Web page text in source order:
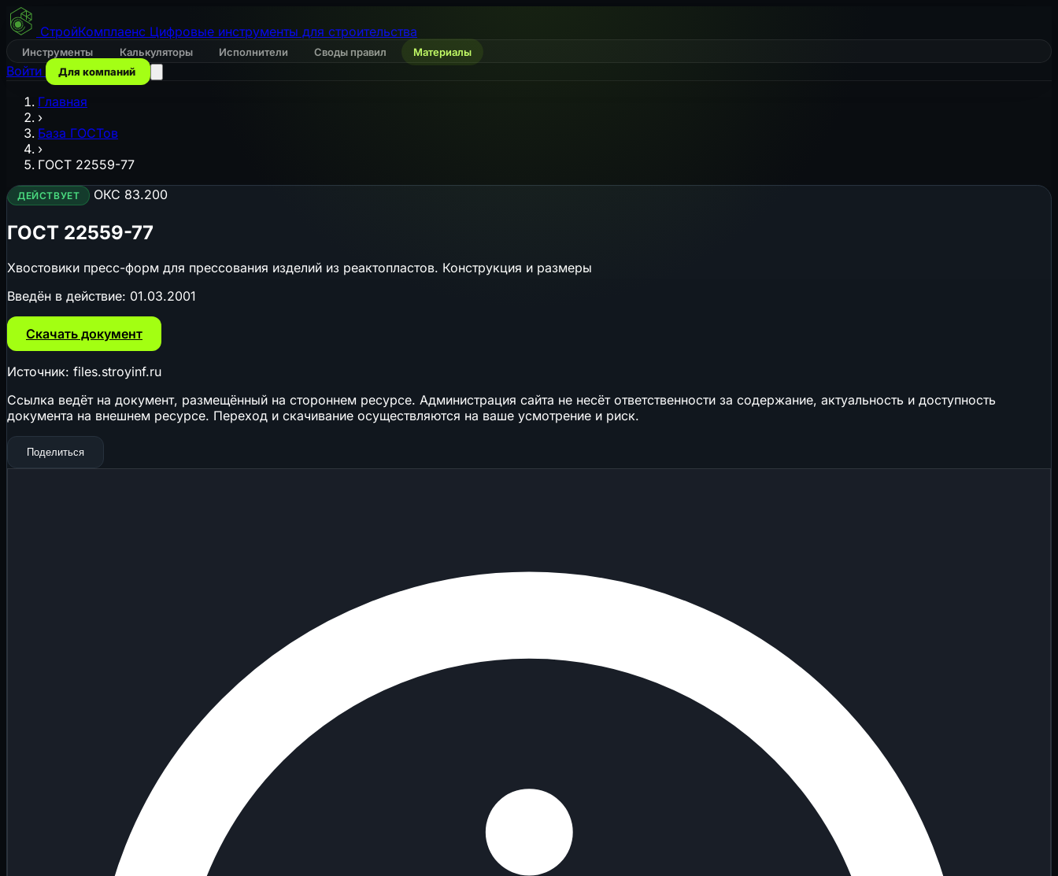
СтройКомплаенс Цифровые инструменты для строительства
Инструменты Калькуляторы Исполнители Своды правил Материалы
Войти Для компаний
Главная
›
База ГОСТов
›
ГОСТ 22559-77
ДЕЙСТВУЕТ ОКС 83.200
ГОСТ 22559-77
Хвостовики пресс-форм для прессования изделий из реактопластов. Конструкция и размеры
Введён в действие: 01.03.2001
Скачать документ
Источник: files.stroyinf.ru
Ссылка ведёт на документ, размещённый на стороннем ресурсе. Администрация сайта не несёт ответственности за содержание, актуальность и доступность
документа на внешнем ресурсе. Переход и скачивание осуществляются на ваше усмотрение и риск.
Поделиться